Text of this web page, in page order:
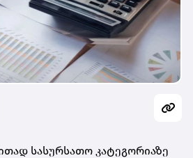
სასურსათო კატეგორიაზე